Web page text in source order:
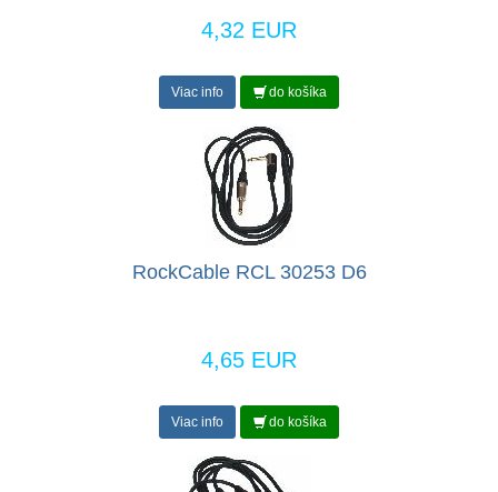
4,32 EUR
Viac info do košíka
RockCable RCL 30253 D6
4,65 EUR
Viac info do košíka